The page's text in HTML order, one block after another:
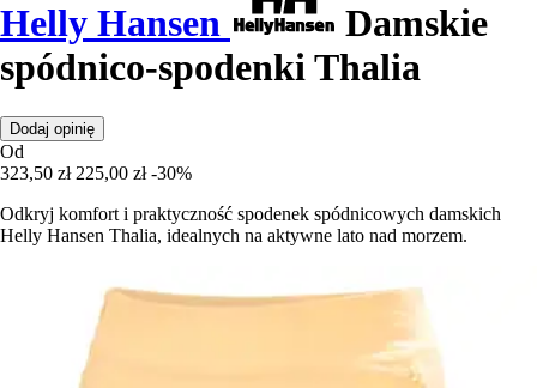
Helly Hansen
Damskie
spódnico-spodenki Thalia
Dodaj opinię
Od
323,50 zł 225,00 zł -30%
Odkryj komfort i praktyczność spodenek spódnicowych damskich
Helly Hansen Thalia, idealnych na aktywne lato nad morzem.